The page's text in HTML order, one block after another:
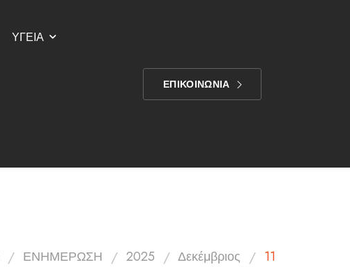
ΥΓΕΙΑ
ΕΠΙΚΟΙΝΩΝΙΑ
/ ΕΝΗΜΕΡΩΣΗ / 2025 / Δεκέμβριος / 11